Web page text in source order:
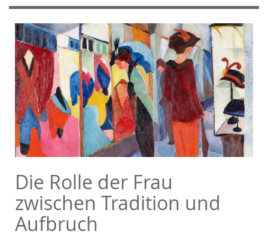
Die Rolle der Frau
zwischen Tradition und
Aufbruch